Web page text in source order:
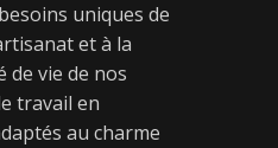
uniques de
et à la
de vie de nos
travail en
au charme